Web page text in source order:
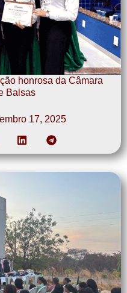
honrosa da Câmara
Balsas
17, 2025